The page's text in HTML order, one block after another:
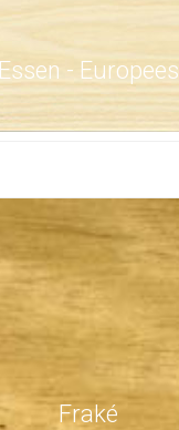
Essen - Europees
Fraké